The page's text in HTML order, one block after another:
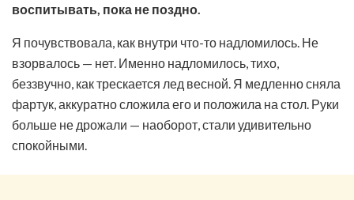
воспитывать, пока не поздно.
Я почувствовала, как внутри что-то надломилось. Не
взорвалось — нет. Именно надломилось, тихо,
беззвучно, как трескается лед весной. Я медленно сняла
фартук, аккуратно сложила его и положила на стол. Руки
больше не дрожали — наоборот, стали удивительно
спокойными.